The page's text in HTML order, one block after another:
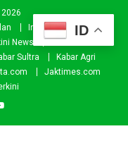
Investor
Donasi
News
Kabar.id
Sultra
Kabar Agri
Jaktimes.com
ID